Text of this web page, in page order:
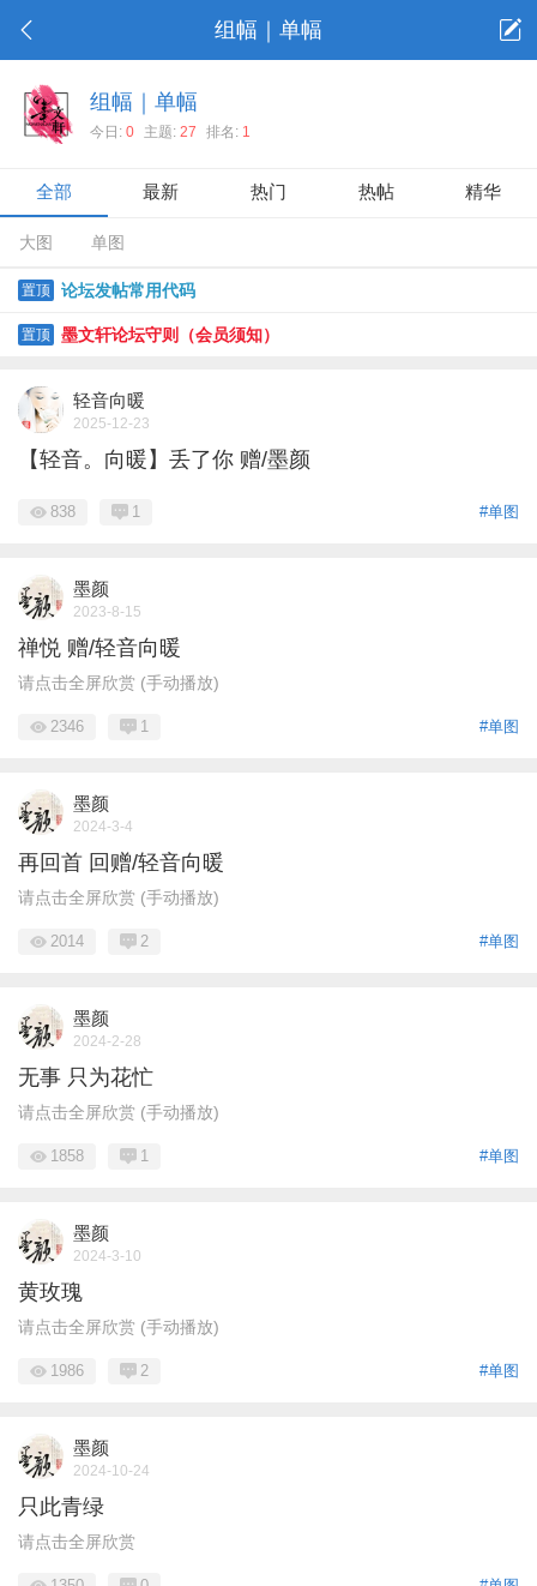
组幅｜单幅
组幅｜单幅
今日: 0 主题: 27 排名: 1
全部 最新 热门 热帖 精华
大图 单图
置顶 论坛发帖常用代码
置顶 墨文轩论坛守则（会员须知）
轻音向暖
2025-12-23
【轻音。向暖】丢了你 赠/墨颜
#单图
838 1
墨颜
2023-8-15
禅悦 赠/轻音向暖
请点击全屏欣赏 (手动播放)
#单图
2346 1
墨颜
2024-3-4
再回首 回赠/轻音向暖
请点击全屏欣赏 (手动播放)
#单图
2014 2
墨颜
2024-2-28
无事 只为花忙
请点击全屏欣赏 (手动播放)
#单图
1858 1
墨颜
2024-3-10
黄玫瑰
请点击全屏欣赏 (手动播放)
#单图
1986 2
墨颜
2024-10-24
只此青绿
请点击全屏欣赏